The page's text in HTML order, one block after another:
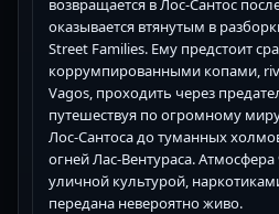
оказывается втянутым в
Street Families. Ему предстоит
коррумпированными копами,
Vagos, проходить через
путешествуя по огромному
Лос-Сантоса до туманных
огней Лас-Вентураса. Атмосфера
уличной культурой,
передана невероятно живо.